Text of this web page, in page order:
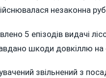
незаконна
5 епізодів видачі
шкоди довкіллю на
звільнений з